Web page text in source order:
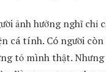
ảnh hưởng nghĩ chỉ
cá tính. Có người
tỏ mình thật.